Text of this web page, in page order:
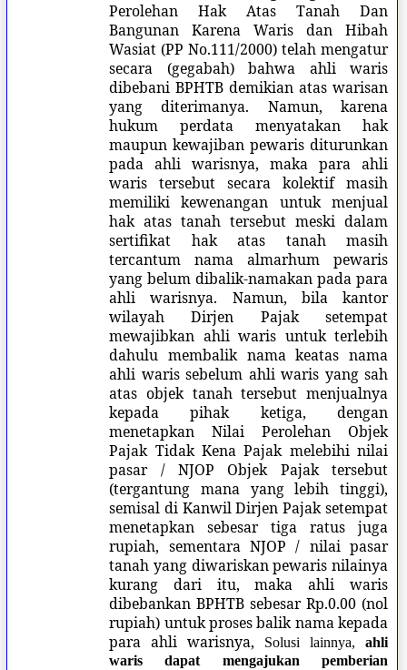
Perolehan Hak Atas Tanah Dan
Bangunan Karena Waris dan Hibah
Wasiat (PP No.111/2000) telah mengatur
secara (gegabah) bahwa ahli waris
dibebani BPHTB demikian atas warisan
yang diterimanya. Namun, karena
hukum perdata menyatakan hak
maupun kewajiban pewaris diturunkan
pada ahli warisnya, maka para ahli
waris tersebut secara kolektif masih
memiliki kewenangan untuk menjual
hak atas tanah tersebut meski dalam
sertifikat hak atas tanah masih
tercantum nama almarhum pewaris
yang belum dibalik-namakan pada para
ahli warisnya. Namun, bila kantor
wilayah Dirjen Pajak setempat
mewajibkan ahli waris untuk terlebih
dahulu membalik nama keatas nama
ahli waris sebelum ahli waris yang sah
atas objek tanah tersebut menjualnya
kepada pihak ketiga, dengan
menetapkan Nilai Perolehan Objek
Pajak Tidak Kena Pajak melebihi nilai
pasar / NJOP Objek Pajak tersebut
(tergantung mana yang lebih tinggi),
semisal di Kanwil Dirjen Pajak setempat
menetapkan sebesar tiga ratus juga
rupiah, sementara NJOP / nilai pasar
tanah yang diwariskan pewaris nilainya
kurang dari itu, maka ahli waris
dibebankan BPHTB sebesar Rp.0.00 (nol
rupiah) untuk proses balik nama kepada
para ahli warisnya,
Solusi lainnya,ahli
waris dapat mengajukan pemberian